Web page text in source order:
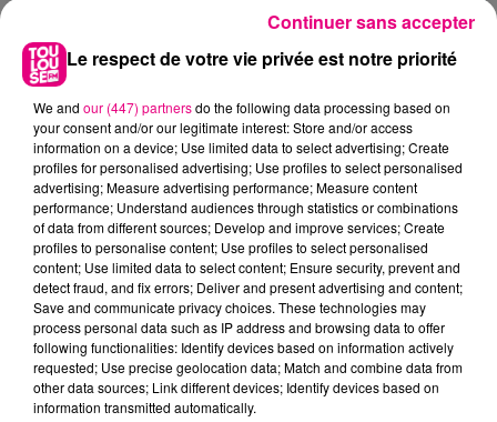
22 juillet 2026
Toulouse : circulation perturbée dans le
Le respect de votre vie privée est notre priorité
We and our (447) partnersdo the following data processing based on
your consent and/or our legitimate interest: Store and/or access
information on a device; Use limited data to select advertising; Create
profiles for personalised advertising; Use profiles to select personalised
advertising; Measure advertising performance; Measure content
performance; Understand audiences through statistics or combinations
of data from different sources; Develop and improve services; Create
profiles to personalise content; Use profiles to select personalised
content; Use limited data to select content; Ensure security, prevent and
detect fraud, and fix errors; Deliver and present advertising and content;
Save and communicate privacy choices. These technologies may
process personal data such as IP address and browsing data to offer
following functionalities: Identify devices based on information actively
requested; Use precise geolocation data; Match and combine data from
other data sources; Link different devices; Identify devices based on
information transmitted automatically.
Continuer sans accepter